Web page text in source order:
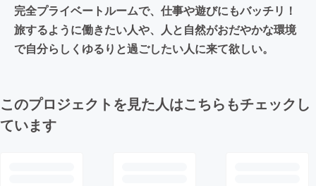
完全プライベートルームで、仕事や遊びにもバッチリ！
旅するように働きたい人や、人と自然がおだやかな環境
で自分らしくゆるりと過ごしたい人に来て欲しい。
このプロジェクトを見た人はこちらもチェックし
ています